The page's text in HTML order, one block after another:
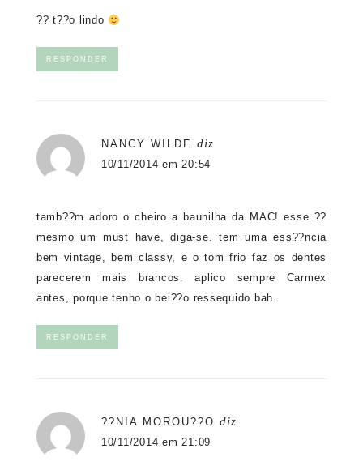
?? t??o lindo
RESPONDER
NANCY WILDE diz
10/11/2014 em 20:54
tamb??m adoro o cheiro a baunilha da MAC! esse ??
mesmo um must have, diga-se. tem uma ess??ncia
bem vintage, bem classy, e o tom frio faz os dentes
parecerem mais brancos. aplico sempre Carmex
antes, porque tenho o bei??o ressequido bah.
RESPONDER
??NIA MOROU??O diz
10/11/2014 em 21:09